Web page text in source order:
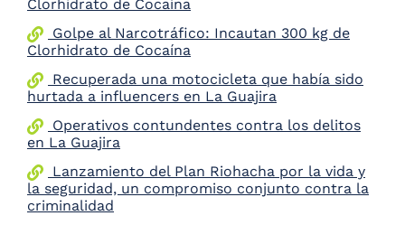
Clorhidrato de Cocaína
Golpe al Narcotráfico: Incautan 300 kg de
Clorhidrato de Cocaína
Recuperada una motocicleta que había sido
hurtada a influencers en La Guajira
Operativos contundentes contra los delitos
en La Guajira
Lanzamiento del Plan Riohacha por la vida y
la seguridad, un compromiso conjunto contra la
criminalidad